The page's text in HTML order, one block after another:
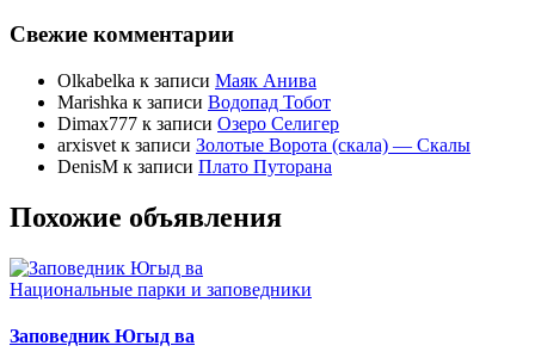
Свежие комментарии
Olkabelka к записи Маяк Анива
Marishka к записи Водопад Тобот
Dimax777 к записи Озеро Селигер
arxisvet к записи Золотые Ворота (скала) — Скалы
DenisM к записи Плато Путорана
Похожие объявления
Национальные парки и заповедники
Заповедник Югыд ва